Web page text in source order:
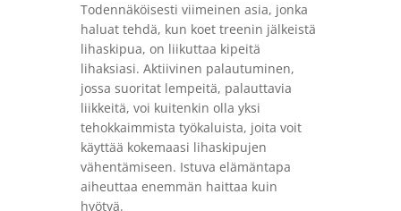
Todennäköisesti viimeinen asia, jonka
haluat tehdä, kun koet treenin jälkeistä
lihaskipua, on liikuttaa kipeitä
lihaksiasi. Aktiivinen palautuminen,
jossa suoritat lempeitä, palauttavia
liikkeitä, voi kuitenkin olla yksi
tehokkaimmista työkaluista, joita voit
käyttää kokemaasi lihaskipujen
vähentämiseen. Istuva elämäntapa
aiheuttaa enemmän haittaa kuin
hyötyä.